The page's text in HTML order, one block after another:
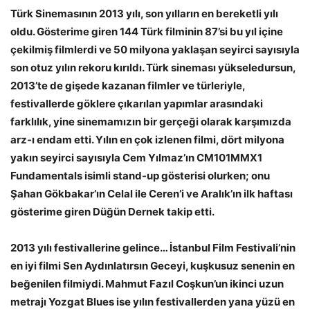
Türk Sinemasının 2013 yılı, son yılların en bereketli yılı
oldu. Gösterime giren 144 Türk filminin 87’si bu yıl içine
çekilmiş filmlerdi ve 50 milyona yaklaşan seyirci sayısıyla
son otuz yılın rekoru kırıldı. Türk sineması yükseledursun,
2013’te de gişede kazanan filmler ve türleriyle,
festivallerde göklere çıkarılan yapımlar arasındaki
farklılık, yine sinemamızın bir gerçeği olarak karşımızda
arz-ı endam etti. Yılın en çok izlenen filmi, dört milyona
yakın seyirci sayısıyla Cem Yılmaz’ın CM101MMX1
Fundamentals isimli stand-up gösterisi olurken; onu
Şahan Gökbakar’ın Celal ile Ceren’i ve Aralık’ın ilk haftası
gösterime giren Düğün Dernek takip etti.
2013 yılı festivallerine gelince… İstanbul Film Festivali’nin
en iyi filmi Sen Aydınlatırsın Geceyi, kuşkusuz senenin en
beğenilen filmiydi. Mahmut Fazıl Coşkun’un ikinci uzun
metrajı Yozgat Blues ise yılın festivallerden yana yüzü en